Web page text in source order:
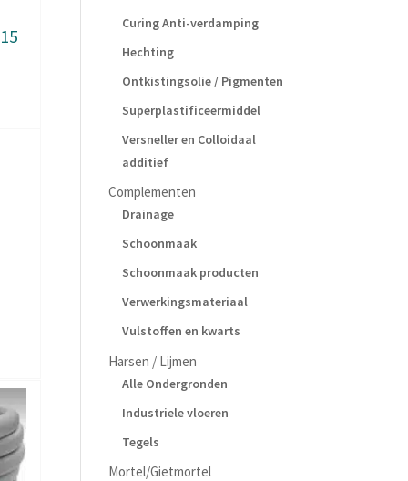
Curing Anti-verdamping
Hechting
Ontkistingsolie / Pigmenten
Superplastificeermiddel
Versneller en Colloidaal
additief
Complementen
Drainage
Schoonmaak
Schoonmaak producten
Verwerkingsmateriaal
Vulstoffen en kwarts
Harsen / Lijmen
Alle Ondergronden
Industriele vloeren
Tegels
Mortel/Gietmortel